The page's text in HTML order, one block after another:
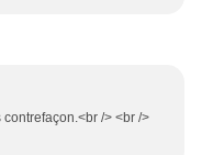
/> <br />